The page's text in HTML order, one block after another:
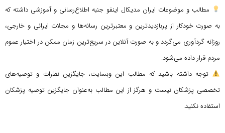
مطالب و موضوعات ایران مدیکال اینفو جنبه اطلاع‌رسانی و آموزشی داشته که
به صورت خودکار از پربازدیدترین و معتبرترین رسانه‌ها و مجلات ایرانی و خارجی،
روزانه گردآوری می‌گردد و به صورت آنلاین در سریع‌ترین زمان ممکن در اختیار عموم
مردم قرار داده می‌شود.
توجه داشته باشید که مطالب این وبسایت، جایگزین نظرات و توصیه‌های
تخصصی پزشکان نیست و هرگز از این مطالب به‌عنوان جایگزین توصیه پزشکان
استفاده نکنید.